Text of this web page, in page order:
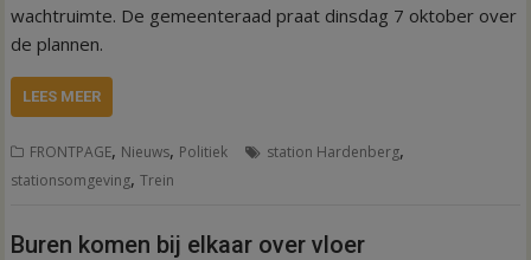
wachtruimte. De gemeenteraad praat dinsdag 7 oktober over
de plannen.
LEES MEER
FRONTPAGE, Nieuws, Politiek station Hardenberg,
stationsomgeving,Trein
Buren komen bij elkaar over vloer